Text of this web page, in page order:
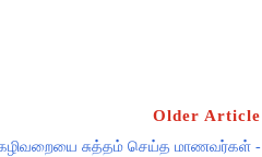
Older Article
கழிவறையை சுத்தம் செய்த மாணவர்கள் -